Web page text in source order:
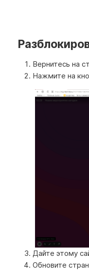
Вернитесь на
Нажмите на
Дайте этому
Обновите